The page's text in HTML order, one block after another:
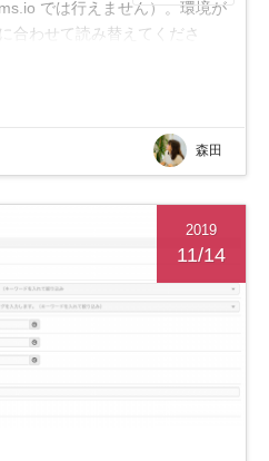
では行えません）。環境が
合わせて読み替えてくださ
森田
2019
11/14